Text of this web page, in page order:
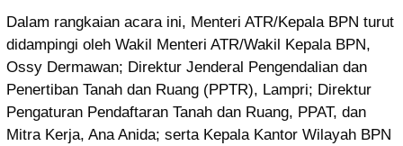
Dalam rangkaian acara ini, Menteri ATR/Kepala BPN turut
didampingi oleh Wakil Menteri ATR/Wakil Kepala BPN,
Ossy Dermawan; Direktur Jenderal Pengendalian dan
Penertiban Tanah dan Ruang (PPTR), Lampri; Direktur
Pengaturan Pendaftaran Tanah dan Ruang, PPAT, dan
Mitra Kerja, Ana Anida; serta Kepala Kantor Wilayah BPN